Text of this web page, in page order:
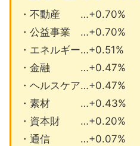
・不動産 …+0.70%
・公益事業 …+0.70%
・エネルギー…+0.51%
・金融 …+0.47%
・ヘルスケア…+0.47%
・素材 …+0.43%
・資本財 …+0.20%
・通信 …+0.07%